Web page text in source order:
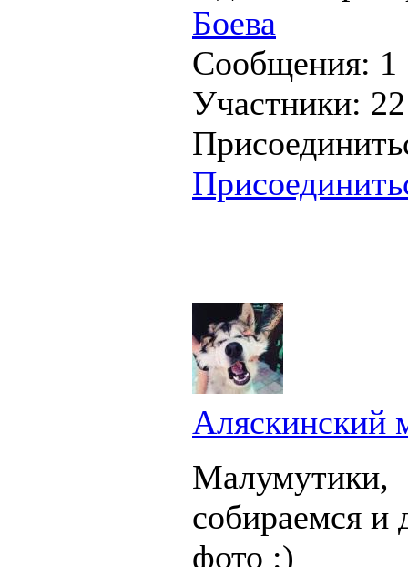
Боева
Сообщения: 1
Участники: 22
Аляскинский
Малумутики,
собираемся и
фото :)